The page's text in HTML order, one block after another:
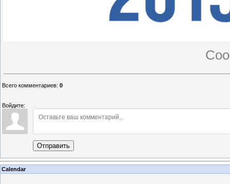
Всего комментариев: 0
Войдите:
Отправить
Calendar